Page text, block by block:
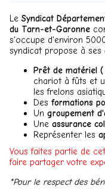
LeSyndicat
du Tarn-et-Garonne
s'occupe d'environ
syndicat propose à ses
Prêt de matériel (
chariot à fûts et
les frelons
Des formations
Un groupement
Une assurance
Représenter les
Vous faites partie de
faire partager votre
*Pour le respect des